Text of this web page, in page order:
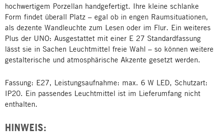
hochwertigem Porzellan handgefertigt. Ihre kleine schlanke
Form findet überall Platz – egal ob in engen Raumsituationen,
als dezente Wandleuchte zum Lesen oder im Flur. Ein weiteres
Plus der UNO: Ausgestattet mit einer E 27 Standardfassung
lässt sie in Sachen Leuchtmittel freie Wahl – so können weitere
gestalterische und atmosphärische Akzente gesetzt werden.
Fassung: E27, Leistungsaufnahme: max. 6 W LED, Schutzart:
IP20. Ein passendes Leuchtmittel ist im Lieferumfang nicht
enthalten.
HINWEIS: